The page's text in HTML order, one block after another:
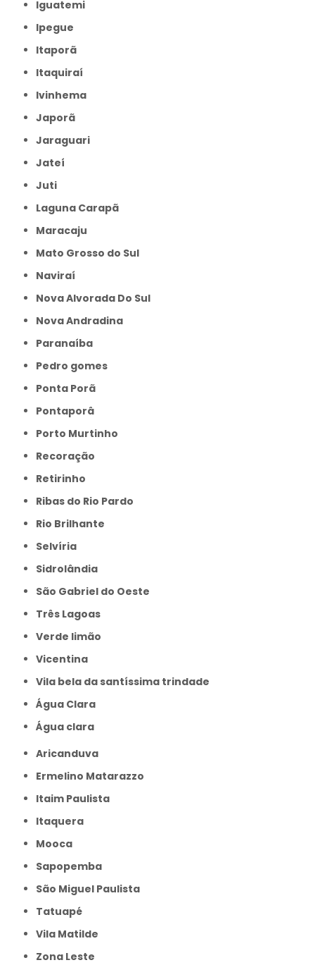
Iguatemi
Ipegue
Itaporã
Itaquiraí
Ivinhema
Japorã
Jaraguari
Jateí
Juti
Laguna Carapã
Maracaju
Mato Grosso do Sul
Naviraí
Nova Alvorada Do Sul
Nova Andradina
Paranaíba
Pedro gomes
Ponta Porã
Pontaporâ
Porto Murtinho
Recoração
Retirinho
Ribas do Rio Pardo
Rio Brilhante
Selvíria
Sidrolândia
São Gabriel do Oeste
Três Lagoas
Verde limão
Vicentina
Vila bela da santíssima trindade
Água Clara
Água clara
Aricanduva
Ermelino Matarazzo
Itaim Paulista
Itaquera
Mooca
Sapopemba
São Miguel Paulista
Tatuapé
Vila Matilde
Zona Leste